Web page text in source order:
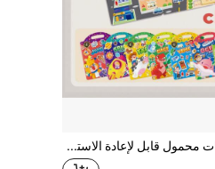
كتاب ملصقات محمول قابل لإعادة الاستخدام للأطفال متعدد المواضيع كرتوني كتاب نشاط هادئ تعليمي مبكر مونتيسوري لعبة ألغاز للسفر لعبة تفاعلية عائلية هدية للأطفال الصغار من سن 3+